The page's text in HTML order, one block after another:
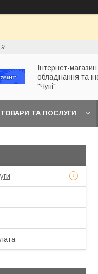
Інтернет-магазин
обладнання та
"Чупі"
ТОВАРИ ТА ПОСЛУГИ